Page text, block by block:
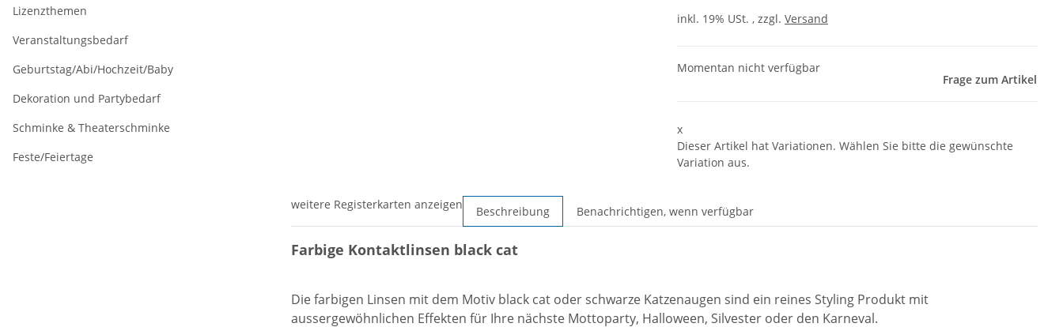
inkl. 19% USt. , zzgl. Versand
Momentan nicht verfügbar
Frage zum Artikel
x
Dieser Artikel hat Variationen. Wählen Sie bitte die gewünschte
Variation aus.
weitere Registerkarten anzeigen Beschreibung Benachrichtigen, wenn verfügbar
Farbige Kontaktlinsen black cat
Die farbigen Linsen mit dem Motiv black cat oder schwarze Katzenaugen sind ein reines Styling Produkt mit
aussergewöhnlichen Effekten für Ihre nächste Mottoparty, Halloween, Silvester oder den Karneval.
Lizenzthemen
Veranstaltungsbedarf
Geburtstag/Abi/Hochzeit/Baby
Dekoration und Partybedarf
Schminke & Theaterschminke
Feste/Feiertage